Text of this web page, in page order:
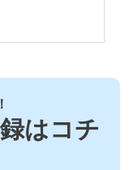
はコチ